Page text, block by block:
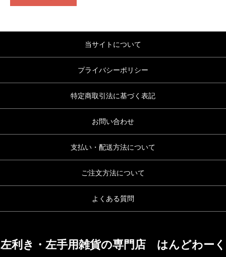
当サイトについて
プライバシーポリシー
特定商取引法に基づく表記
お問い合わせ
支払い・配送方法について
ご注文方法について
よくある質問
左利き・左手用雑貨の専門店 はんどわーく